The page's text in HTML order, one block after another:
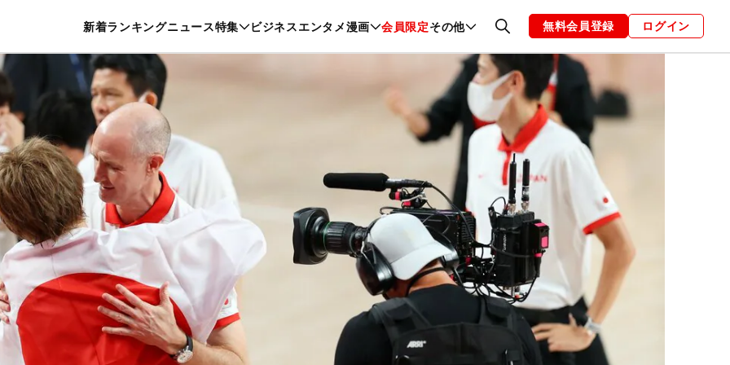
新着ランキングニュース特集 ビジネスエンタメ漫画 会員限定その他
暮らし スポーツ ヘルスケア 美容 グルメ ファッション 恋愛・結婚 編集部 お知らせ
無料会員登録 ログイン